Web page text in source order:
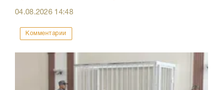
04.08.2026 14:48
Комментарии